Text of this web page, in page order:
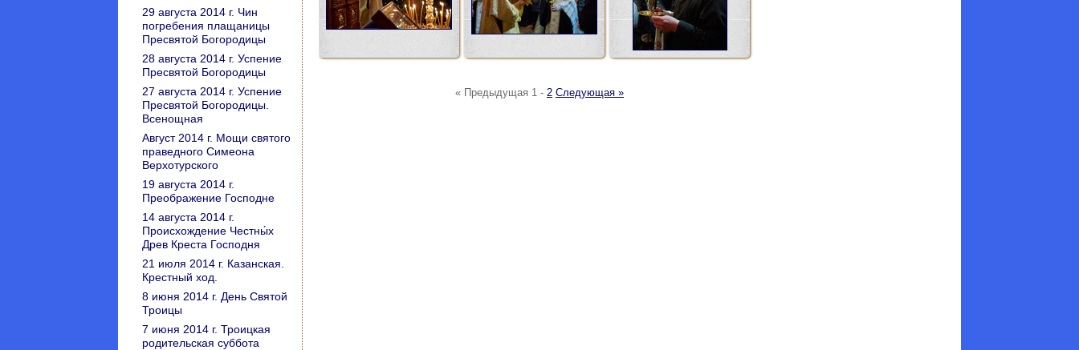
« Предыдущая 1 - 2 Следующая »
29 августа 2014 г. Чин
погребения плащаницы
Пресвятой Богородицы
28 августа 2014 г. Успение
Пресвятой Богородицы
27 августа 2014 г. Успение
Пресвятой Богородицы.
Всенощная
Август 2014 г. Мощи святого
праведного Симеона
Верхотурского
19 августа 2014 г.
Преображение Господне
14 августа 2014 г.
Происхождение Честны́х
Древ Креста Господня
21 июля 2014 г. Казанская.
Крестный ход.
8 июня 2014 г. День Святой
Троицы
7 июня 2014 г. Троицкая
родительская суббота